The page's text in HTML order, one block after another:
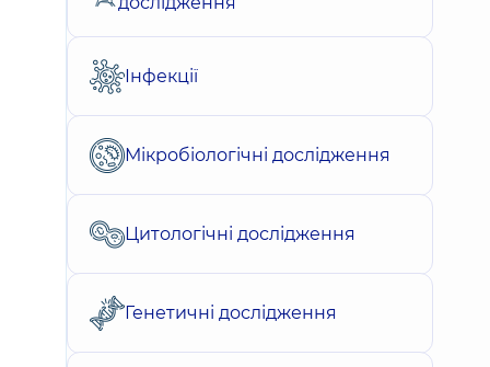
Інфекції
Мікробіологічні дослідження
Цитологічні дослідження
Генетичні дослідження